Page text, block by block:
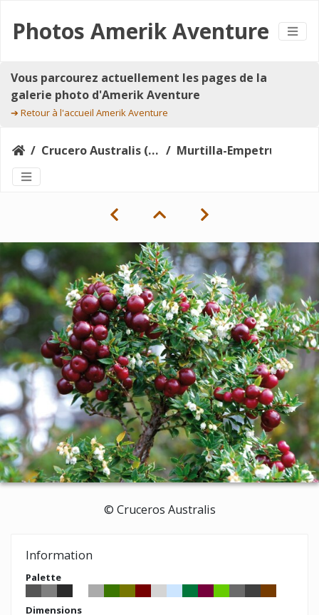
Photos Amerik Aventure
Vous parcourez actuellement les pages de la
galerie photo d'Amerik Aventure
➔ Retour à l'accueil Amerik Aventure
Crucero Australis (Argentine-Chili) Murtilla-Empetrum-Rubrum
© Cruceros Australis
Information
Palette
Dimensions